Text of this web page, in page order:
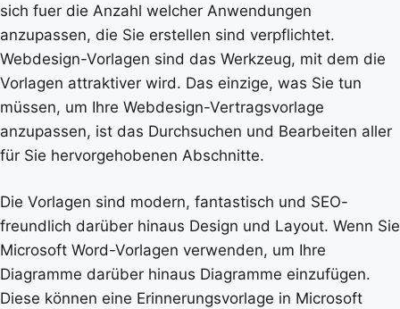
sich fuer die Anzahl welcher Anwendungen
anzupassen, die Sie erstellen sind verpflichtet.
Webdesign-Vorlagen sind das Werkzeug, mit dem die
Vorlagen attraktiver wird. Das einzige, was Sie tun
müssen, um Ihre Webdesign-Vertragsvorlage
anzupassen, ist das Durchsuchen und Bearbeiten aller
für Sie hervorgehobenen Abschnitte.
Die Vorlagen sind modern, fantastisch und SEO-
freundlich darüber hinaus Design und Layout. Wenn Sie
Microsoft Word-Vorlagen verwenden, um Ihre
Diagramme darüber hinaus Diagramme einzufügen.
Diese können eine Erinnerungsvorlage in Microsoft